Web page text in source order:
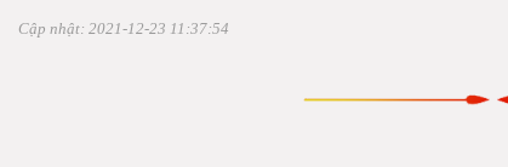
Cập nhật: 2021-12-23 11:37:54